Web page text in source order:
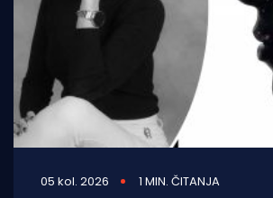
05 kol. 2026 1 MIN. ČITANJA